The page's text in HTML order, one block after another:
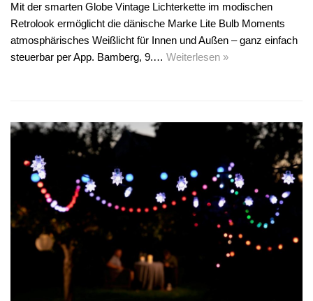
Mit der smarten Globe Vintage Lichterkette im modischen
Retrolook ermöglicht die dänische Marke Lite Bulb Moments
atmosphärisches Weißlicht für Innen und Außen – ganz einfach
steuerbar per App. Bamberg, 9.… Weiterlesen »